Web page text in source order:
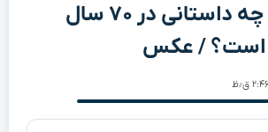
بخت‌آزمایی: چه داستانی در ۷۰ سال
است؟ / عکس
۲:۴۶ ق٫ظ